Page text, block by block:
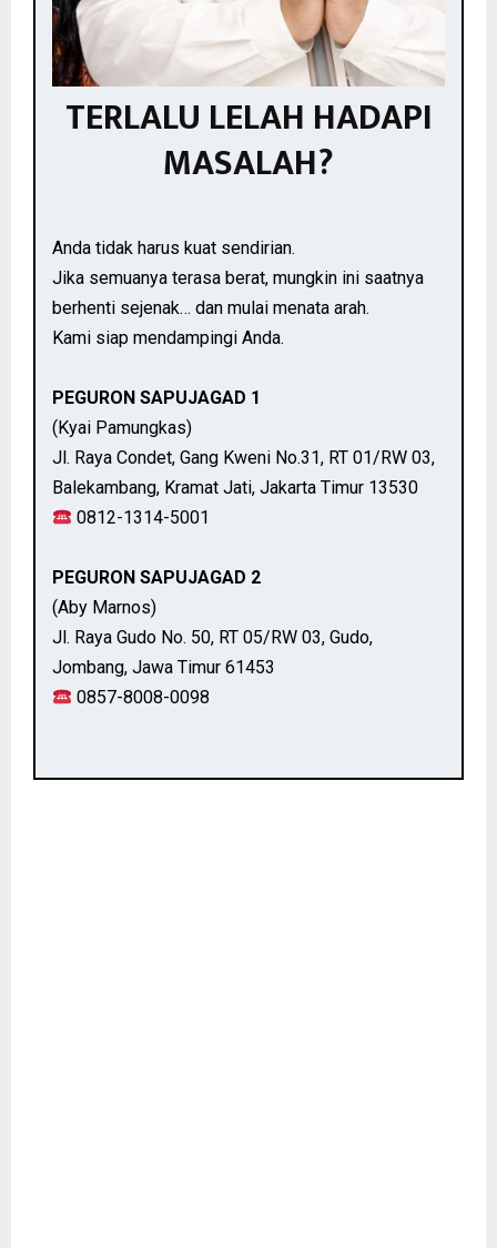
TERLALU LELAH HADAPI
MASALAH?
Anda tidak harus kuat sendirian.
Jika semuanya terasa berat, mungkin ini saatnya
berhenti sejenak… dan mulai menata arah.
Kami siap mendampingi Anda.
PEGURON SAPUJAGAD 1
(Kyai Pamungkas)
Jl. Raya Condet, Gang Kweni No.31, RT 01/RW 03,
Balekambang, Kramat Jati, Jakarta Timur 13530
0812-1314-5001
PEGURON SAPUJAGAD 2
(Aby Marnos)
Jl. Raya Gudo No. 50, RT 05/RW 03, Gudo,
Jombang, Jawa Timur 61453
0857-8008-0098